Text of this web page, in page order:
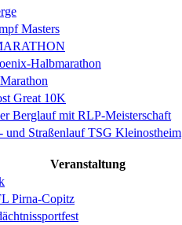
Masters
Halbmarathon
Great 10K
Berglauf mit RLP-Meisterschaft
und Straßenlauf TSG Kleinostheim
Veranstaltung
Pirna-Copitz